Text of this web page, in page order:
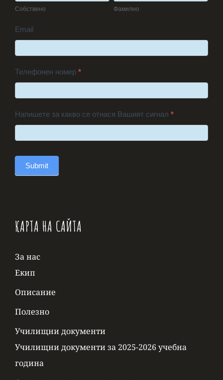
Собствено Фамилно
Email
Телефонен номер *
Напишете за какво се отнася Вашият сигнал *
Submit
КАРТА НА САЙТА
За нас
Екип
Описание
Полезно
Училищни документи
Училищни документи за 2025-2026 учебна
година